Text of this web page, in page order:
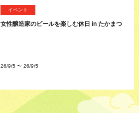
イベント
女性醸造家のビールを楽しむ休日 in たかまつ
26/9/5 〜 26/9/5